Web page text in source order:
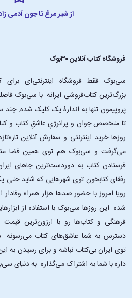
از شیر مرغ تا جون آدمی
فروشگاه کتاب آنلاین ۳۰بوک
سی‌بوک فقط فروشگاه اینترنتی‌ای
بزرگ‌ترین کتاب‌فروشی ایرانه. با سی‌بوک
تا متخصص جوان و پرانرژیِ عاشقِ کتاب و
روزها خرید اینترنتی و سفارش آنلاین
می‌گرفت و سی‌بوک هم توی همین فضا
فرستادن کتاب به دوردست‌ترین جاهای
رفقای کتابخون توی شهرهایی که شاید
رویا امروز با حضور صدها هزار همراه
شده. این ‌روزها سی‌بوک با استفاده از
فرهنگی و کتاب‌ها رو با ارزون‌ترین
دسترس به شما عاشق‌های کتاب می‌رسونه.
توی ایران بی‌کتاب نباشه و برای رسیدن به
داره با شما به اشتراک می‌گذاره. به دنیای